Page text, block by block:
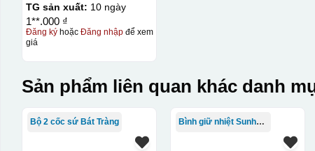
TG sản xuất: 10 ngày
1**.000 ₫
Đăng kýhoặc Đăng nhậpđể xem
giá
Sản phẩm liên quan khác danh
Bộ 2 cốc sứ Bát Tràng Bình giữ nhiệt Sunhouse